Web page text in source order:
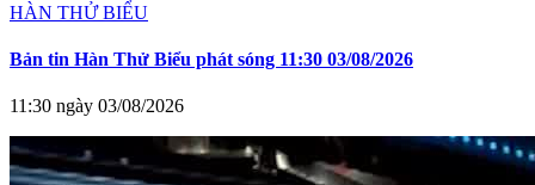
HÀN THỬ BIỂU
Bản tin Hàn Thử Biểu phát sóng 11:30 03/08/2026
11:30 ngày 03/08/2026